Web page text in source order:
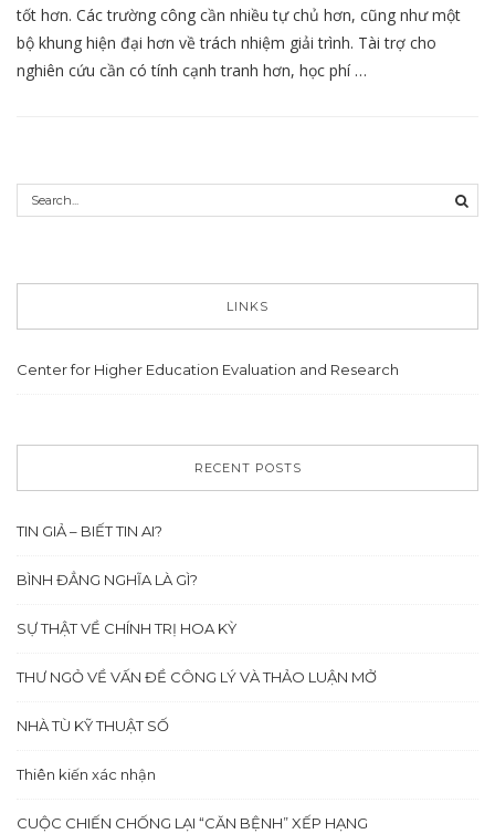
tốt hơn. Các trường công cần nhiều tự chủ hơn, cũng như một
bộ khung hiện đại hơn về trách nhiệm giải trình. Tài trợ cho
nghiên cứu cần có tính cạnh tranh hơn, học phí …
LINKS
Center for Higher Education Evaluation and Research
RECENT POSTS
TIN GIẢ – BIẾT TIN AI?
BÌNH ĐẲNG NGHĨA LÀ GÌ?
SỰ THẬT VỀ CHÍNH TRỊ HOA KỲ
THƯ NGỎ VỀ VẤN ĐỀ CÔNG LÝ VÀ THẢO LUẬN MỞ
NHÀ TÙ KỸ THUẬT SỐ
Thiên kiến xác nhận
CUỘC CHIẾN CHỐNG LẠI “CĂN BỆNH” XẾP HẠNG